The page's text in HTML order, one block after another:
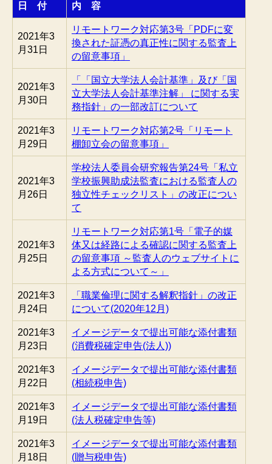
日 付 内 容
2021年3
月31日
リモートワーク対応第3号「PDFに変
換された証憑の真正性に関する監査上
の留意事項」
2021年3
月30日
「「国立大学法人会計基準」及び「国
立大学法人会計基準注解」 に関する実
務指針」の一部改訂について
2021年3
月29日
リモートワーク対応第2号「リモート
棚卸立会の留意事項」
2021年3
月26日
学校法人委員会研究報告第24号「私立
学校振興助成法監査における監査人の
独立性チェックリスト」の改正につい
て
2021年3
月25日
リモートワーク対応第1号「電子的媒
体又は経路による確認に関する監査上
の留意事項 ～監査人のウェブサイトに
よる方式について～」
2021年3
月24日
「職業倫理に関する解釈指針」の改正
について(2020年12月)
2021年3
月23日
イメージデータで提出可能な添付書類
(消費税確定申告(法人))
2021年3
月22日
イメージデータで提出可能な添付書類
(相続税申告)
2021年3
月19日
イメージデータで提出可能な添付書類
(法人税確定申告等)
2021年3
月18日
イメージデータで提出可能な添付書類
(贈与税申告)